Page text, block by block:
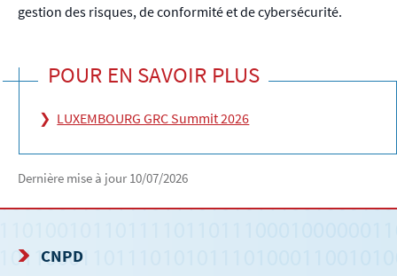
gestion des risques, de conformité et de cybersécurité.
POUR EN SAVOIR PLUS
LUXEMBOURG GRC Summit 2026
Dernière mise à jour 10/07/2026
CNPD